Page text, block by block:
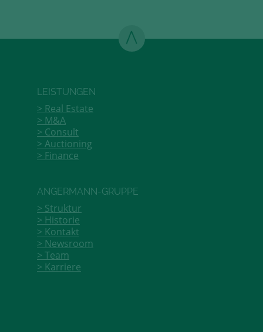
LEISTUNGEN
Real Estate
M&A
Consult
Auctioning
Finance
ANGERMANN-GRUPPE
Struktur
Historie
Kontakt
Newsroom
Team
Karriere